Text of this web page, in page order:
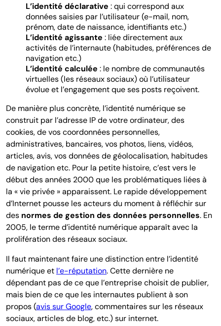
L’identité déclarative : qui correspond aux
données saisies par l’utilisateur (e-mail, nom,
prénom, date de naissance, identifiants etc.)
L’identité agissante : liée directement aux
activités de l’internaute (habitudes, préférences de
navigation etc.)
L’identité calculée : le nombre de communautés
virtuelles (les réseaux sociaux) où l’utilisateur
évolue et l’engagement que ses posts reçoivent.
De manière plus concrète, l’identité numérique se
construit par l’adresse IP de votre ordinateur, des
cookies, de vos coordonnées personnelles,
administratives, bancaires, vos photos, liens, vidéos,
articles, avis, vos données de géolocalisation, habitudes
de navigation etc. Pour la petite histoire, c’est vers le
début des années 2000 que les problématiques liées à
la « vie privée » apparaissent. Le rapide développement
d’Internet pousse les acteurs du moment à réfléchir sur
des normes de gestion des données personnelles. En
2005, le terme d’identité numérique apparaît avec la
prolifération des réseaux sociaux.
Il faut maintenant faire une distinction entre l’identité
numérique et l’e-réputation. Cette dernière ne
dépendant pas de ce que l’entreprise choisit de publier,
mais bien de ce que les internautes publient à son
propos (avis sur Google, commentaires sur les réseaux
sociaux, articles de blog, etc.) sur internet.